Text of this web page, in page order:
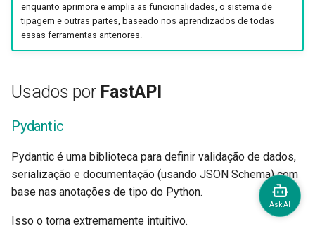
enquanto aprimora e amplia as funcionalidades, o sistema de
tipagem e outras partes, baseado nos aprendizados de todas
essas ferramentas anteriores.
Usados por FastAPI
Pydantic
Pydantic é uma biblioteca para definir validação de dados,
serialização e documentação (usando JSON Schema) com
base nas anotações de tipo do Python.
Isso o torna extremamente intuitivo.